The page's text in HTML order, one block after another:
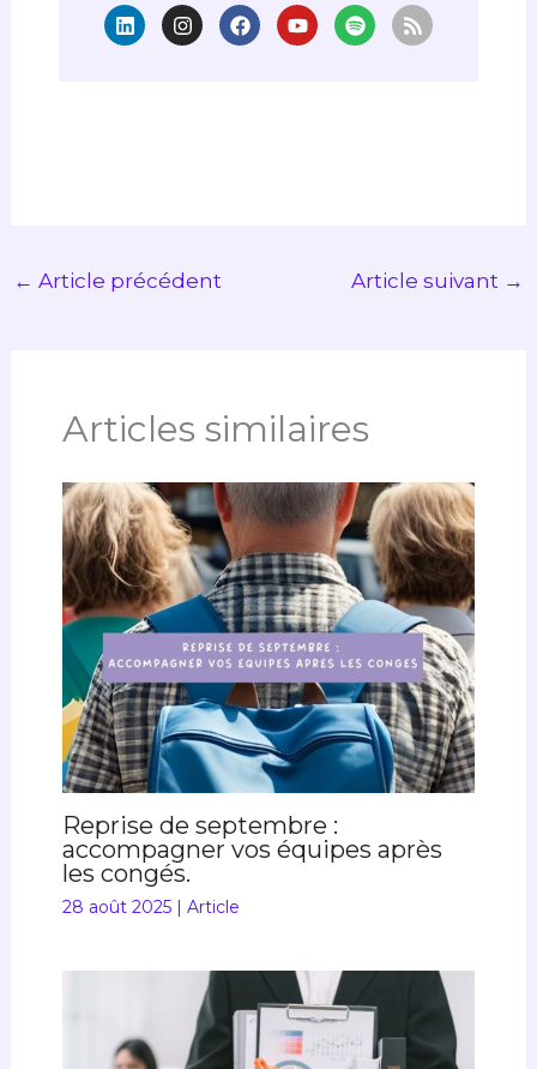
L
i
I
n
F
a
Y
o
S
p
R
s
← Article précédent Article suivant →
Articles similaires
Reprise de septembre :
accompagner vos équipes après
les congés.
28 août 2025 | Article